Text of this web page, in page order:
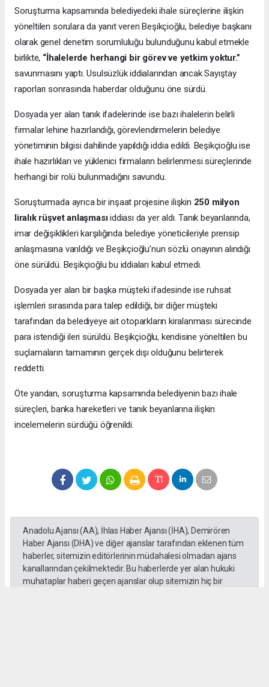
Soruşturma kapsamında belediyedeki ihale süreçlerine ilişkin
yöneltilen sorulara da yanıt veren Beşikçioğlu, belediye başkanı
olarak genel denetim sorumluluğu bulunduğunu kabul etmekle
birlikte, “İhalelerde herhangi bir görev ve yetkim yoktur.”
savunmasını yaptı. Usulsüzlük iddialarından ancak Sayıştay
raporları sonrasında haberdar olduğunu öne sürdü.
Dosyada yer alan tanık ifadelerinde ise bazı ihalelerin belirli
firmalar lehine hazırlandığı, görevlendirmelerin belediye
yönetiminin bilgisi dahilinde yapıldığı iddia edildi. Beşikçioğlu ise
ihale hazırlıkları ve yüklenici firmaların belirlenmesi süreçlerinde
herhangi bir rolü bulunmadığını savundu.
Soruşturmada ayrıca bir inşaat projesine ilişkin 250 milyon
liralık rüşvet anlaşmasıiddiası da yer aldı. Tanık beyanlarında,
imar değişiklikleri karşılığında belediye yöneticileriyle prensip
anlaşmasına varıldığı ve Beşikçioğlu’nun sözlü onayının alındığı
öne sürüldü. Beşikçioğlu bu iddiaları kabul etmedi.
Dosyada yer alan bir başka müşteki ifadesinde ise ruhsat
işlemleri sırasında para talep edildiği, bir diğer müşteki
tarafından da belediyeye ait otoparkların kiralanması sürecinde
para istendiği ileri sürüldü. Beşikçioğlu, kendisine yöneltilen bu
suçlamaların tamamının gerçek dışı olduğunu belirterek
reddetti.
Öte yandan, soruşturma kapsamında belediyenin bazı ihale
süreçleri, banka hareketleri ve tanık beyanlarına ilişkin
incelemelerin sürdüğü öğrenildi.
Anadolu Ajansı (AA), İhlas Haber Ajansı (İHA), Demirören
Haber Ajansı (DHA) ve diğer ajanslar tarafından eklenen tüm
haberler, sitemizin editörlerinin müdahalesi olmadan ajans
kanallarından çekilmektedir. Bu haberlerde yer alan hukuki
muhataplar haberi geçen ajanslar olup sitemizin hiç bir